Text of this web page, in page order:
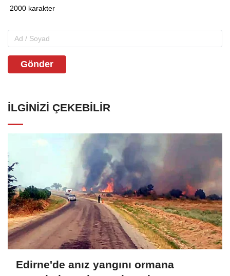
Gönder
İLGINIZI ÇEKEBILIR
Edirne'de anız yangını ormana